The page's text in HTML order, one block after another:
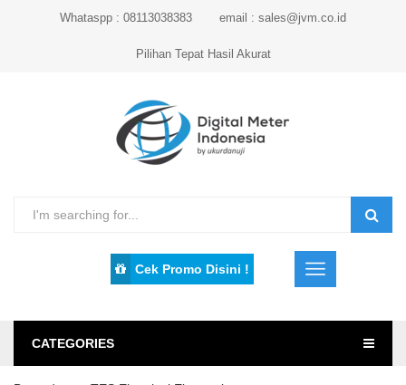
Whataspp : 08113038383 email : sales@jvm.co.id
Pilihan Tepat Hasil Akurat
Cek Promo Disini !
CATEGORIES